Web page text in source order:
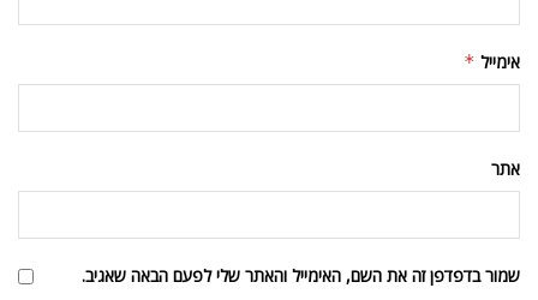
אימייל *
אתר
שמור בדפדפן זה את השם, האימייל והאתר שלי לפעם הבאה שאגיב.